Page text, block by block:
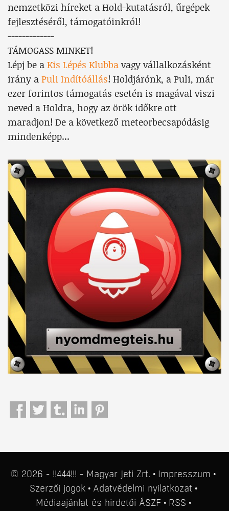
nemzetközi híreket a Hold-kutatásról, űrgépek
fejlesztéséről, támogatóinkról!
-------------
TÁMOGASS MINKET!
Lépj be a Kis Lépés Klubba vagy vállalkozásként
irány a Puli Indítóállás! Holdjárónk, a Puli, már
ezer forintos támogatás esetén is magával viszi
neved a Holdra, hogy az örök időkre ott
maradjon! De a következő meteorbecsapódásig
mindenképp...
© 2026 - !!444!!! - Magyar Jeti Zrt.
Impresszum
Szerzői jogok
Adatvédelmi nyilatkozat
Médiaajánlat és hirdetői ÁSZF RSS